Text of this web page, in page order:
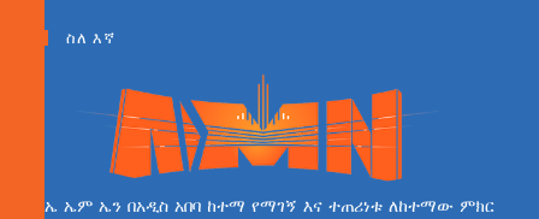
ስለ እኛ
ኤ ኤም ኤን በአዲስ አበባ ከተማ የማገኝ እና ተጠሪነቱ ለከተማው ምክር